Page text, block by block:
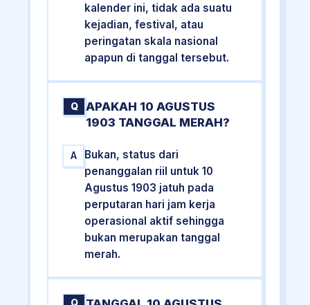
kalender ini, tidak ada suatu
kejadian, festival, atau
peringatan skala nasional
apapun di tanggal tersebut.
Q
APAKAH 10 AGUSTUS
1903 TANGGAL MERAH?
A
Bukan, status dari
penanggalan riil untuk 10
Agustus 1903 jatuh pada
perputaran hari jam kerja
operasional aktif sehingga
bukan merupakan tanggal
merah.